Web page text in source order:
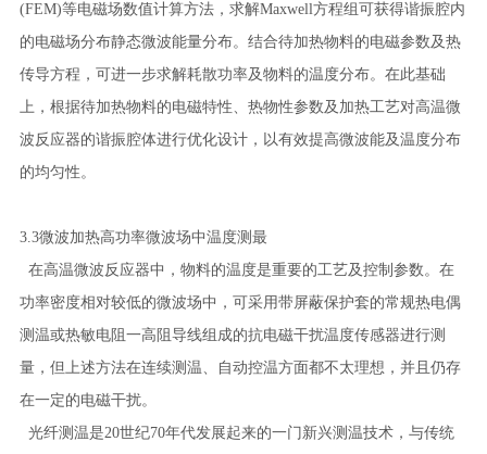
(FEM)等电磁场数值计算方法，求解Maxwell方程组可获得谐振腔内
的电磁场分布静态微波能量分布。结合待加热物料的电磁参数及热
传导方程，可进一步求解耗散功率及物料的温度分布。在此基础
上，根据待加热物料的电磁特性、热物性参数及加热工艺对高温微
波反应器的谐振腔体进行优化设计，以有效提高微波能及温度分布
的均匀性。
3.3微波加热高功率微波场中温度测最
在高温微波反应器中，物料的温度是重要的工艺及控制参数。在
功率密度相对较低的微波场中，可采用带屏蔽保护套的常规热电偶
测温或热敏电阻一高阻导线组成的抗电磁干扰温度传感器进行测
量，但上述方法在连续测温、自动控温方面都不太理想，并且仍存
在一定的电磁干扰。
光纤测温是20世纪70年代发展起来的一门新兴测温技术，与传统